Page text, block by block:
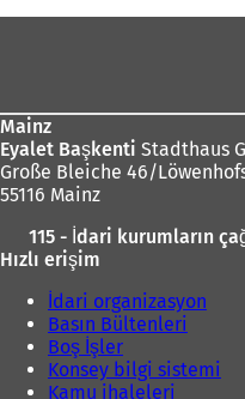
Mainz
Eyalet Başkenti Stadthaus
Große Bleiche 46/
55116 Mainz
115 - İdari kurumların
Hızlı erişim
İdari organizasyon
Basın Bültenleri
Boş İşler
Konsey bilgi sistemi
Kamu ihaleleri